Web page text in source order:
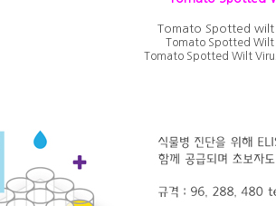
Tomato Spotted wilt
Tomato Spotted Wilt
Tomato Spotted Wilt